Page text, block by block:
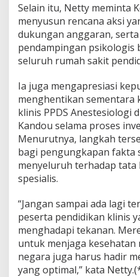
Selain itu, Netty meminta
menyusun rencana aksi
dukungan anggaran,
pendampingan psikologis
seluruh rumah sakit
Ia juga mengapresiasi
menghentikan sementara
klinis PPDS Anestesiologi
Kandou selama proses
Menurutnya, langkah
bagi pengungkapan fakta
menyeluruh terhadap
spesialis.
“Jangan sampai ada lagi
peserta pendidikan klinis
menghadapi tekanan.
untuk menjaga kesehatan
negara juga harus hadir
yang optimal,” kata